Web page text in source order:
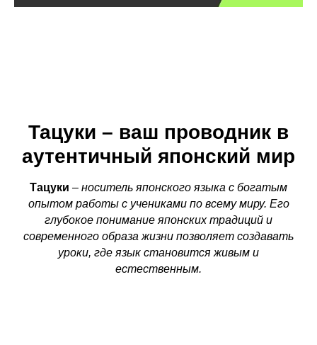
Тацуки – ваш проводник в
аутентичный японский мир
Тацуки – носитель японского языка с богатым
опытом работы с учениками по всему миру. Его
глубокое понимание японских традиций и
современного образа жизни позволяет создавать
уроки, где язык становится живым и
естественным.